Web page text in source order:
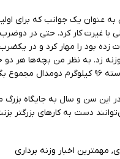
عنوان یک جوانب که برای
با غیرت کار کرد. حتی در
زده بود را مهار کرد و در
زد. به نظر من بچه‌ها هر دو
بگیریم.
این سن و سال به جایگاه بزرگ
دست به کارهای بزرگتر
, مهمترین اخبار وزنه برداری